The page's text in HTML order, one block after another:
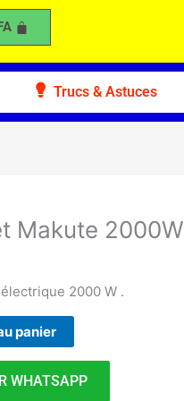
Trucs & Astuces
Makute 2000W
2000 W .
panier
WHATSAPP